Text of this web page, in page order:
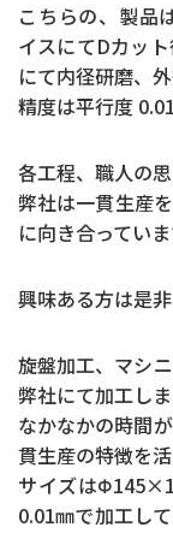
こちらの、製品
イスにてDカッ
にて内径研磨、
精度は平行度
各工程、職人の思
弊社は一貫生産
に向き合っていま
興味ある方は是
旋盤加工、マシ
弊社にて加工しま
なかなかの時間
貫生産の特徴を
サイズは
0.01㎜で加工し